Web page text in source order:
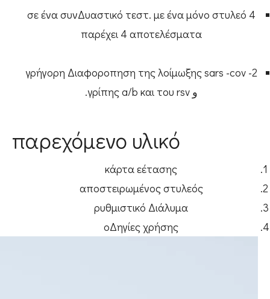
4 σε ένα συνΔυαστικό τεστ. με ένα μόνο στυλεό
παρέχει 4 αποτελέσματα
γρήγορη Διαφοροπηση της λοίμωξης sars -cov -2
و γρίπης a/b και του rsv.
παρεχόμενο υλικό
κάρτα εέτασης
αποστειρωμένος στυλεός
ρυθμιστικό Διάλυμα
οΔηγίες χρήσης